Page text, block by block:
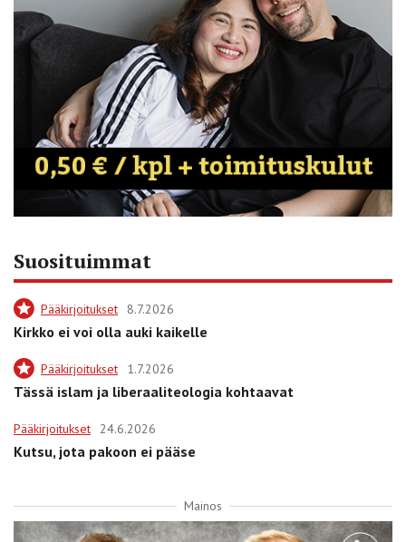
Suosituimmat
Pääkirjoitukset 8.7.2026
Kirkko ei voi olla auki kaikelle
Pääkirjoitukset 1.7.2026
Tässä islam ja liberaaliteologia kohtaavat
Pääkirjoitukset 24.6.2026
Kutsu, jota pakoon ei pääse
Mainos